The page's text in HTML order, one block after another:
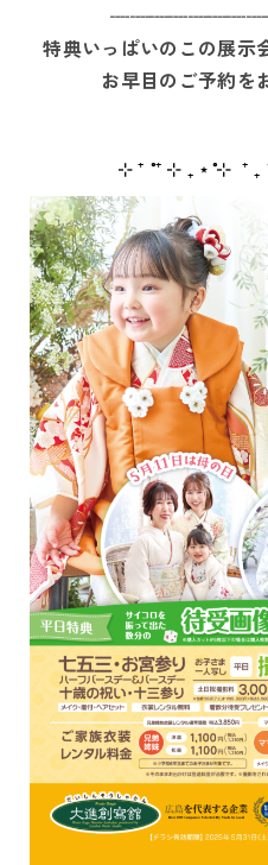
特典いっぱいのこの展示
お早目のご予約を
⊹ ⁺ ˚ ⁺ ⊹ ₊ ⋆˚ ⊹ ⁺ ₊ ˚